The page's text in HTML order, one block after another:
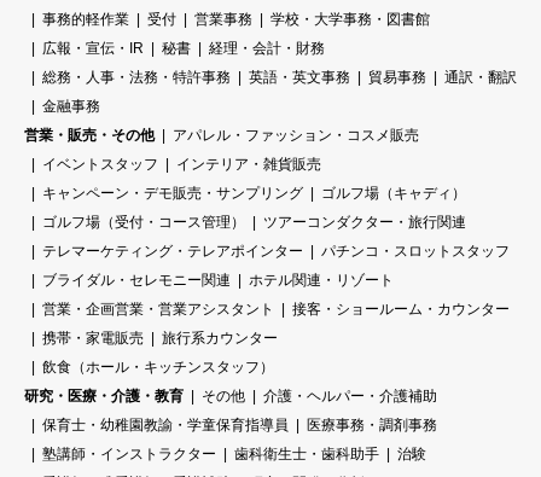
事務的軽作業
受付 営業事務
学校・大学事務・図書館
広報・宣伝・IR
秘書
経理・会計・財務
総務・人事・法務・特許事務
英語・英文事務 貿易事務
通訳・翻訳
金融事務
営業・販売・その他
アパレル・ファッション・コスメ販売
イベントスタッフ
インテリア・雑貨販売
キャンペーン・デモ販売・サンプリング
ゴルフ場（キャディ）
ゴルフ場（受付・コース管理）
ツアーコンダクター・旅行関連
テレマーケティング・テレアポインター
パチンコ・スロットスタッフ
ブライダル・セレモニー関連
ホテル関連・リゾート
営業・企画営業・営業アシスタント
接客・ショールーム・カウンター
携帯・家電販売
旅行系カウンター
飲食（ホール・キッチンスタッフ）
研究・医療・介護・教育
その他
介護・ヘルパー・介護補助
保育士・幼稚園教諭・学童保育指導員
医療事務・調剤事務
塾講師・インストラクター
歯科衛生士・歯科助手
治験